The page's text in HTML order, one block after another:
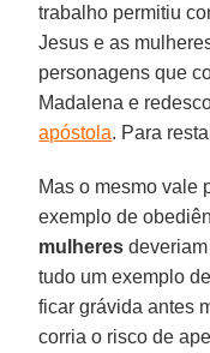
trabalho permitiu
Jesus e as
personagens que
Madalena e
apóstola. Para
Mas o mesmo vale
exemplo de
mulheres
tudo um exemplo
ficar grávida antes
corria o risco de